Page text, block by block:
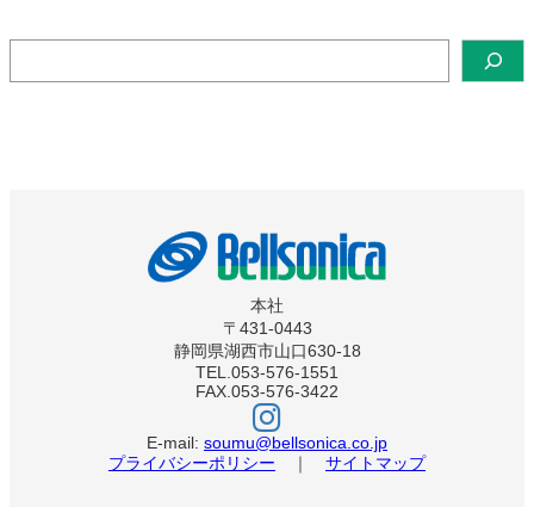
本社
〒431-0443
静岡県湖西市山口630-18
TEL.053-576-1551
FAX.053-576-3422
ベ
ル
ソ
ニ
カ
E-mail: soumu@bellsonica.co.jp
プライバシーポリシー ｜ サイトマップ